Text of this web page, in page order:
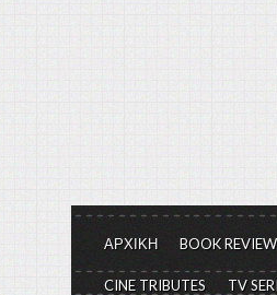
ΑΡΧΙΚΗ BOOK
CINE TRIBUTES TV